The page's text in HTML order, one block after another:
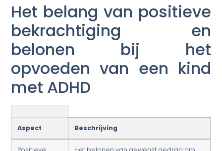
Het belang van positieve
bekrachtiging en
belonen bij het
opvoeden van een kind
met ADHD
Aspect Beschrijving